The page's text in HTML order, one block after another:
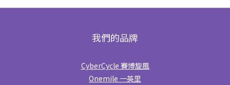
我們的品牌
CyberCycle 賽博旋風
Onemile 一英里